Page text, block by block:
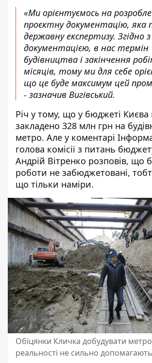
«Ми орієнтуємось на
проєктну документацію, яка
державну експертизу. Згідно з
документацією, в нас термін
будівництва і закінчення
місяців, тому ми для себе
що це буде максимум цей
- зазначив Вигівський.
Річ у тому, що у бюджеті Києва
закладено 328 млн грн на
метро. Але у коментарі
голова комісії з питань
Андрій Вітренко розповів, що
роботи не забюджетовані,
що тільки наміри.
Обіцянки Кличка добудувати
реальності не сильно